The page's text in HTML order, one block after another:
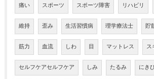
痛い スポーツ スポーツ障害 リハビリ
維持 歪み 生活習慣病 理学療法士 貯
筋力 血流 しわ 目 マットレス ス
セルフケアセルフケア しみ たるみ にき